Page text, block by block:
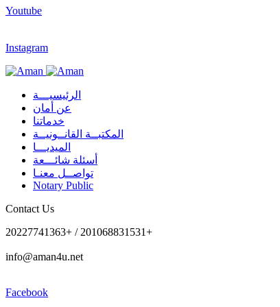
Youtube
Instagram
الرئيسيـــة
عن أمان
خدماتنا
المكتبــة القانــونيــة
الميديـــا
أسئلة شائـــعة
تواصــل معنـا
Notary Public
Contact Us
20227741363+ / 201068831531+
info@aman4u.net
Facebook